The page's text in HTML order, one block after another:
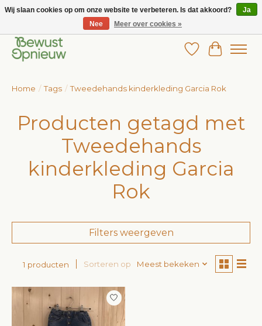
Wij bieden het grootste aanbod in betaalbare kinderkleding!
Verlanglijst
Home / Tags / Tweedehands kinderkleding Garcia Rok
Producten getagd met
Tweedehands
kinderkleding Garcia
Rok
Filters weergeven
1 producten Sorteren op Meest bekeken
Wij slaan cookies op om onze website te verbeteren. Is dat akkoord?
Ja
Nee
Meer over cookies »